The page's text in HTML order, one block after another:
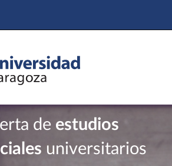
de estudios
universitarios